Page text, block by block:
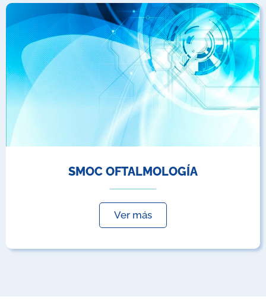
SMOC OFTALMOLOGÍA
Ver más